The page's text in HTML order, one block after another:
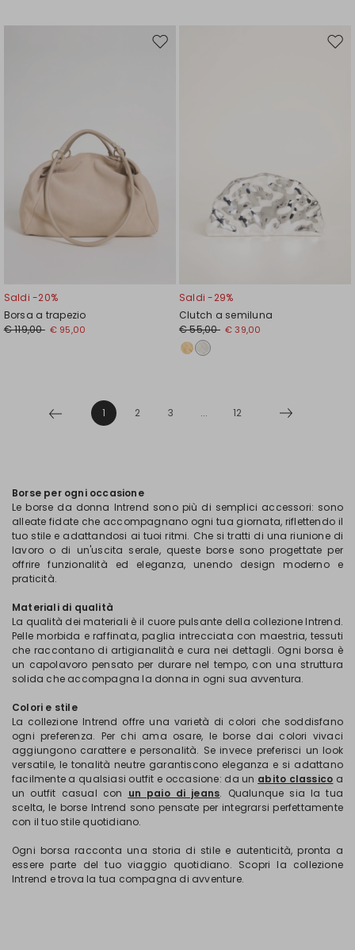
Sposta
Saldi -20%
Borsa a trapezio
€ 119,00 € 95,00
Saldi -29%
Clutch a semiluna
€ 55,00 € 39,00
1 2 3 ... 12
Borse per ogni occasione
Le borse da donna Intrend sono più di semplici accessori: sono
alleate fidate che accompagnano ogni tua giornata, riflettendo il
tuo stile e adattandosi ai tuoi ritmi. Che si tratti di una riunione di
lavoro o di un'uscita serale, queste borse sono progettate per
offrire funzionalità ed eleganza, unendo design moderno e
praticità.
Materiali di qualità
La qualità dei materiali è il cuore pulsante della collezione Intrend.
Pelle morbida e raffinata, paglia intrecciata con maestria, tessuti
che raccontano di artigianalità e cura nei dettagli. Ogni borsa è
un capolavoro pensato per durare nel tempo, con una struttura
solida che accompagna la donna in ogni sua avventura.
Colori e stile
La collezione Intrend offre una varietà di colori che soddisfano
ogni preferenza. Per chi ama osare, le borse dai colori vivaci
aggiungono carattere e personalità. Se invece preferisci un look
versatile, le tonalità neutre garantiscono eleganza e si adattano
facilmente a qualsiasi outfit e occasione: da un abito classico a
un outfit casual con un paio di jeans. Qualunque sia la tua
scelta, le borse Intrend sono pensate per integrarsi perfettamente
con il tuo stile quotidiano.
Ogni borsa racconta una storia di stile e autenticità, pronta a
essere parte del tuo viaggio quotidiano. Scopri la collezione
Intrend e trova la tua compagna di avventure.